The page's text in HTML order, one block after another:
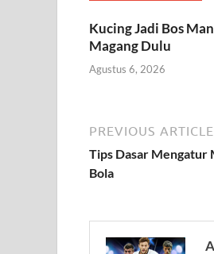
Kucing Jadi Bos
Magang Dulu
Agustus 6, 2026
PREVIOUS ARTICLE
Tips Dasar Mengatur
Bola